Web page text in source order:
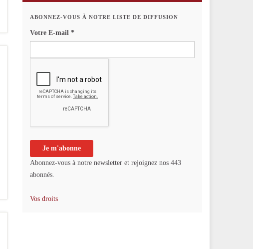
ABONNEZ-VOUS À NOTRE LISTE DE DIFFUSION
Votre E-mail *
Abonnez-vous à notre newsletter et rejoignez nos 443
abonnés.
Vos droits